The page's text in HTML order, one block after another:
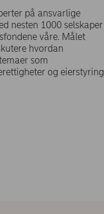
på ansvarlige
nesten 1000 selskaper
våre. Målet
hvordan
som
og eierstyring